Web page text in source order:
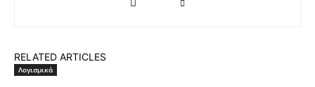
RELATED ARTICLES
Λογισμικά